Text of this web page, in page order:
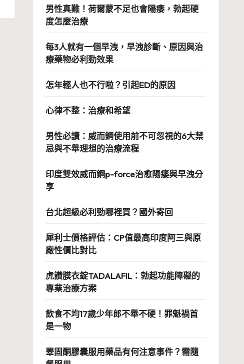
男性真難！荷爾蒙不足也會陽痿，勃起硬
度怎麼治療
每3人就有一個早洩，早洩診斷、原因與治
療藥物必利勁效果
怎年輕人也不行啦？引起ED的原因
心律不整：治療和希望
男性必讀：威而鋼使用前不可忽視的6大禁
忌與不舉理想的治療流程
印度雙效威而鋼p-force治愈陽痿與早洩分
享
台北超級必利勁哪裡買？國外寄回
犀利士價格評估：CP值最高印度阿三與原
廠性價比對比
虎讚膜衣錠TADALAFIL：勃起功能障礙的
專業治療方案
飲食不均17歲少年郎不舉不硬！罪魁禍首
是一物
睪固酮膠囊服用藥品有何注意事件？需隨